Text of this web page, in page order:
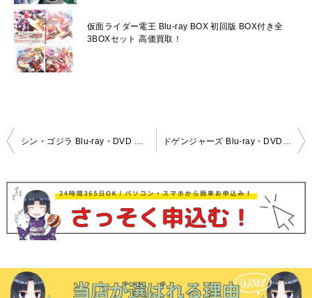
仮面ライダー電王 Blu-ray BOX 初回版 BOX付き全
3BOXセット 高価買取！
投
ナ
ビ
ゲ
シ
ョ